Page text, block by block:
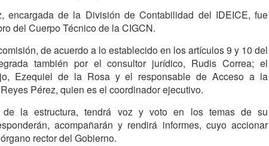
encargada de la División de Contabilidad del IDEICE, fue
del Cuerpo Técnico de la CIGCN.
de acuerdo a lo establecido en los artículos 9 y 10 del
también por el consultor jurídico, Rudis Correa; el
Ezequiel de la Rosa y el responsable de Acceso a la
Pérez, quien es el coordinador ejecutivo.
la estructura, tendrá voz y voto en los temas de su
acompañarán y rendirá informes, cuyo accionar
rector del Gobierno.